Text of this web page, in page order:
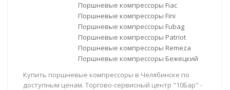
Поршневые компрессоры Fiac
Поршневые компрессоры Fini
Поршневые компрессоры Fubag
Поршневые компрессоры Patriot
Поршневые компрессоры Remeza
Поршневые компрессоры Бежецкий
Купить поршневые компрессоры в Челябинске по
доступным ценам. Торгово-сервисный центр "10Бар" -